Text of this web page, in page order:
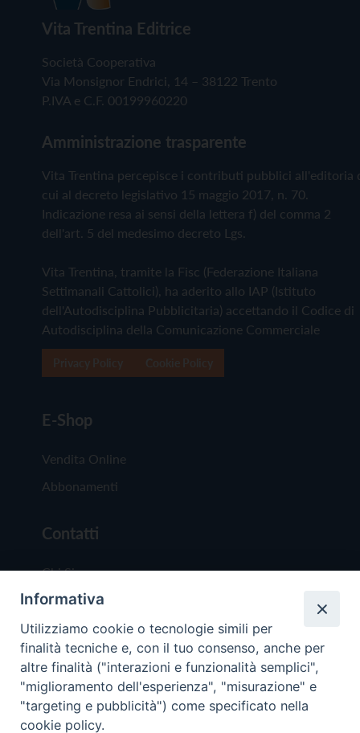
Vita Trentina Editrice
Società Cooperativa
Via Monsignor Endrici, 14 – 38122 Trento
P.IVA e C.F. 00199960220
Amministrazione trasparente
Vita Trentina percepisce i contributi pubblici all'editoria
cui al decreto legislativo 15 maggio 2017, n. 70.
Indicazione resa ai sensi della lettera f) del comma 2
dell'art. 5 del medesimo decreto Lgs.
Vita Trentina, tramite la Fisc (Federazione Italiana
Settimanali Cattolici), ha aderito allo IAP (Istituto
dell'Autodisciplina Pubblicitaria) accettando il Codice di
Autodisciplina della Comunicazione Commerciale
E-Shop
Vendita Online
Abbonamenti
Contatti
Chi Siamo
Redazione
Scrivici
Copyright © 2019 - Tutti i diritti riservati - Vita
Informativa
Utilizziamo cookie o tecnologie simili per
finalità tecniche e, con il tuo consenso, anche per
altre finalità ("interazioni e funzionalità semplici",
"miglioramento dell'esperienza", "misurazione" e
"targeting e pubblicità") come specificato nella
cookie policy.